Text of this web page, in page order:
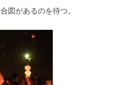
合図があるのを待つ。